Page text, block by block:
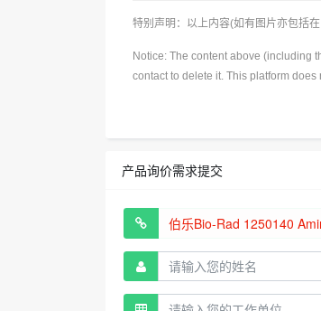
特别声明：以上内容(如有图片亦包括
Notice: The content above (including
contact to delete it. This platform
产品询价需求提交